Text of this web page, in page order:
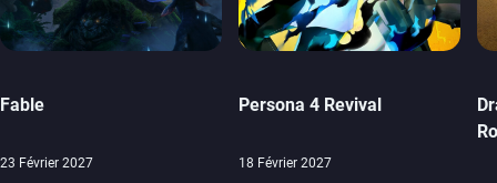
Fable
23 Février 2027
Persona 4 Revival
18 Février 2027